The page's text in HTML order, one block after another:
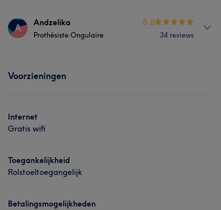
Wat onze klanten zeggen over Coiffeuse
Behandelingen
Portfolio
A Andzelika
Prothésiste Ongulaire
5.0
34 reviews
Nagels
Portfolio
Voorzieningen
Internet
Gratis wifi
Toegankelijkheid
Rolstoeltoegangelijk
Betalingsmogelijkheden